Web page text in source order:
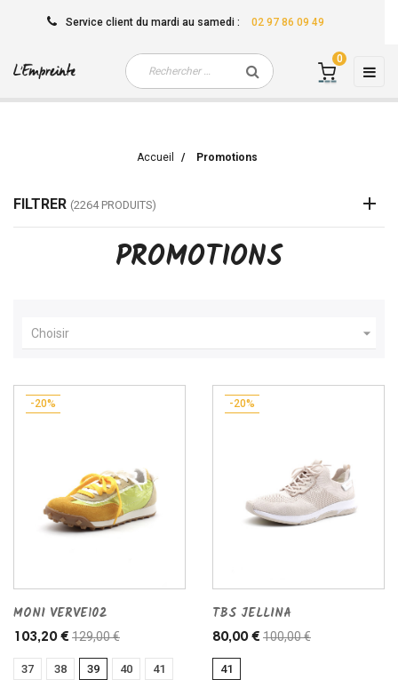
Service client du mardi au samedi : 02 97 86 09 49
☰
0
Accueil Promotions
FILTRER (2264 PRODUITS)
PROMOTIONS
Choisir 
-20%
MONI VERVE102
103,20 € 129,00 €
37 38 39 40 41
-20%
TBS JELLINA
80,00 € 100,00 €
41